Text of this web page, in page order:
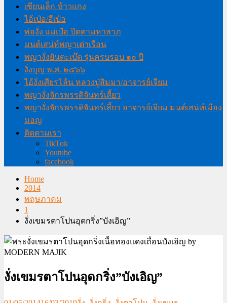
เซียนเล็ก ข้าวแกง
ไอ้เป๋อ/อีเป๋อ
พ่องั่ง แม่เป๋อ ปิดตามหาลาภ
มนต์เสน่ห์พญาเต่าเรือน
พญางั่งยันตะเบ๊ด รุ่นครบรอบ ๑๐ ปี
งั่งบุญ พ.ศ. ๒๕๖๖
ไอ้งั่งเศียรโล้น หลวงปู่สิมมา/อาจารย์เจียม
พญางั่งจักรพรรดิจันทร์เสี้ยว
พญางั่งจักรพรรดิจันทร์เสี้ยว อาจารย์เจียม มนต์เสน่ห์เมือง
มอญ
ติดตามเรา
TikTok
Youtube
facebook
Home
2014
พฤษภาคม
1
งั่งเขมรตาโปนอุดกริ่ง”บังเอิญ”
งั่งเขมรตาโปนอุดกริ่ง”บังเอิญ”